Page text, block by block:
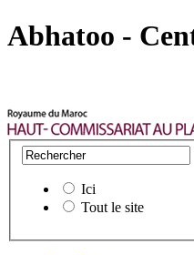
Abhatoo -
Ici
Tout le site